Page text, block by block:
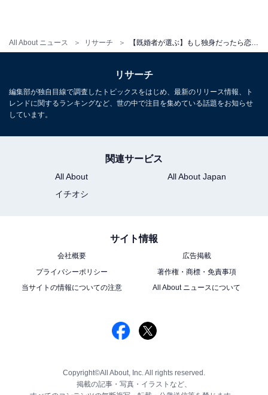
All About ニュース リサーチ 【既婚者が選ぶ】もし独身だったら恋人にしたい40代の男性俳優ランキング！ 「玉木宏」を抑えた1位は？
リサーチ
編集部が独自目線で調査したトピックスをはじめ、最新のリリース情報、ト
レンドに関するランキングなど、世の中で注目を集めている話題をお知らせ
しています。
関連サービス
All About
All About Japan
イチオシ
サイト情報
会社概要
広告掲載
プライバシーポリシー
著作権・商標・免責事項
当サイトの情報についての注意
All About ニュースについて
Copyright©All About, Inc. All rights reserved.
掲載の記事・写真・イラストなど、